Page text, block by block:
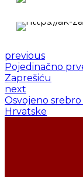
previous
Pojedinačno
Zaprešiću
next
Osvojeno
Hrvatske